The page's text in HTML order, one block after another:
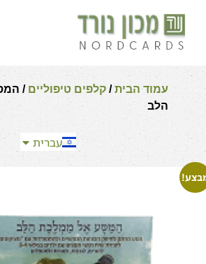
עמוד הבית/ קלפים טיפוליים /
הלב
עברית
العربية
English
Español
Русский